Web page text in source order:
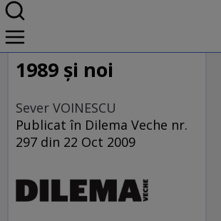
Home
EDITORIALE ȘI OPINII
PE CE LUME TRĂIM
1989 şi noi
Sever VOINESCU
Publicat în Dilema Veche nr.
297 din 22 Oct 2009